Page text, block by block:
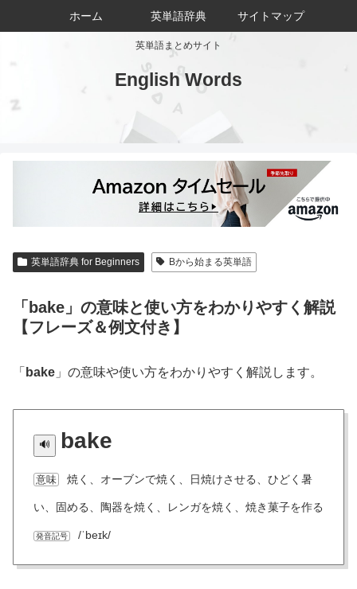
英単語まとめサイト
English Words
ホーム 英単語辞典 サイトマップ
英単語辞典 for Beginners Bから始まる英単語
「bake」の意味と使い方をわかりやすく解説
【フレーズ＆例文付き】
「 bake 」の意味や使い方をわかりやすく解説します。
bake
意味 焼く、オーブンで焼く、日焼けさせる、ひどく暑
い、固める、陶器を焼く、レンガを焼く、焼き菓子を作る
発音記号 /ˈbeɪk/